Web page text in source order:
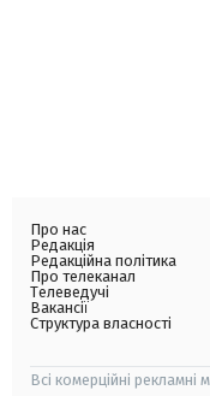
Про нас
Редакція
Редакційна політика
Про телеканал
Телеведучі
Вакансії
Структура власності
Всі комерційні рекламні